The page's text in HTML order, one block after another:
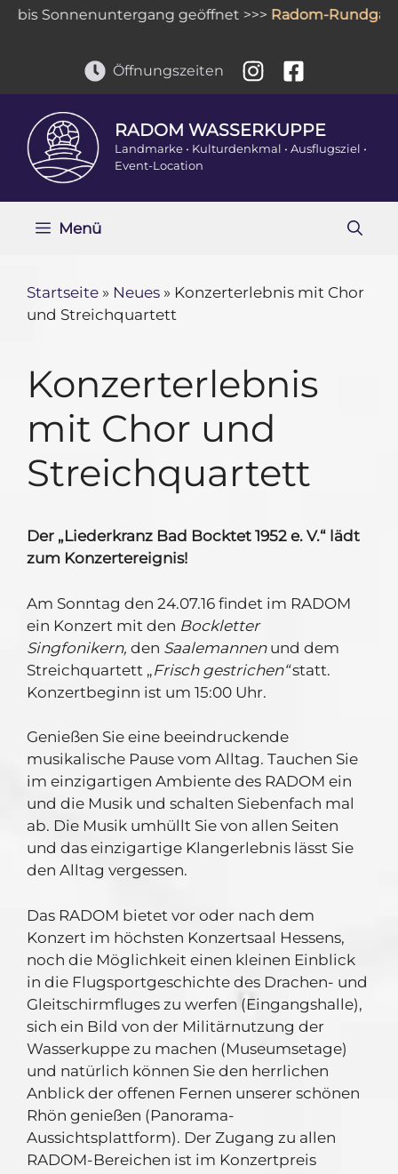
ZumSonnenuntergang geöffnet >>>Radom-Rundgang
Öffnungszeiten
RADOM WASSERKUPPE
Landmarke • Kulturdenkmal • Ausflugsziel •
Event-Location
Menü
Startseite » Neues » Konzerterlebnis mit Chor
und Streichquartett
Konzerterlebnis
mit Chor und
Streichquartett
Der „Liederkranz Bad Bocktet 1952 e. V.“ lädt
zum Konzertereignis!
Am Sonntag den 24.07.16 findet im RADOM
ein Konzert mit den Bockletter
Singfonikern, den Saalemannenund dem
Streichquartett „Frisch gestrichen“statt.
Konzertbeginn ist um 15:00 Uhr.
Genießen Sie eine beeindruckende
musikalische Pause vom Alltag. Tauchen Sie
im einzigartigen Ambiente des RADOM ein
und die Musik und schalten Siebenfach mal
ab. Die Musik umhüllt Sie von allen Seiten
und das einzigartige Klangerlebnis lässt Sie
den Alltag vergessen.
Das RADOM bietet vor oder nach dem
Konzert im höchsten Konzertsaal Hessens,
noch die Möglichkeit einen kleinen Einblick
in die Flugsportgeschichte des Drachen- und
Gleitschirmfluges zu werfen (Eingangshalle),
sich ein Bild von der Militärnutzung der
Wasserkuppe zu machen (Museumsetage)
und natürlich können Sie den herrlichen
Anblick der offenen Fernen unserer schönen
Rhön genießen (Panorama-
Aussichtsplattform). Der Zugang zu allen
RADOM-Bereichen ist im Konzertpreis